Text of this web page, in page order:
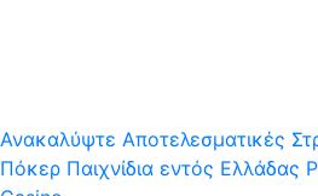
Ανακαλύψτε Αποτελεσματικές
Πόκερ Παιχνίδια εντός Ελλάδας